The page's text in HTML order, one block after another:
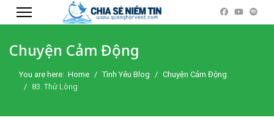
Chuyện Cảm Động
You are here: Home Tình Yêu Blog
Chuyện Cảm Động
83. Thử Lòng